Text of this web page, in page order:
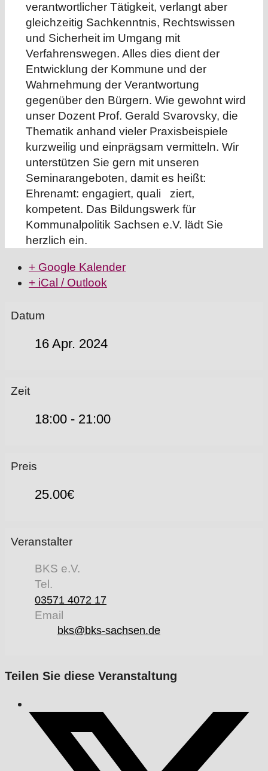
verantwortlicher Tätigkeit, verlangt aber
gleichzeitig Sachkenntnis, Rechtswissen
und Sicherheit im Umgang mit
Verfahrenswegen. Alles dies dient der
Entwicklung der Kommune und der
Wahrnehmung der Verantwortung
gegenüber den Bürgern. Wie gewohnt wird
unser Dozent Prof. Gerald Svarovsky, die
Thematik anhand vieler Praxisbeispiele
kurzweilig und einprägsam vermitteln. Wir
unterstützen Sie gern mit unseren
Seminarangeboten, damit es heißt:
Ehrenamt: engagiert, quali ziert,
kompetent. Das Bildungswerk für
Kommunalpolitik Sachsen e.V. lädt Sie
herzlich ein.
+ Google Kalender
+ iCal / Outlook
Datum
16 Apr. 2024
Zeit
18:00 - 21:00
Preis
25.00€
Veranstalter
BKS e.V.
Tel.
03571 4072 17
Email
bks@bks-sachsen.de
Teilen Sie diese Veranstaltung